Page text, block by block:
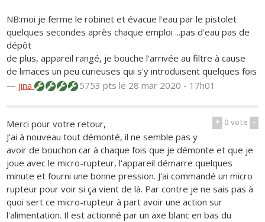
NB:moi je ferme le robinet et évacue l'eau par le pistolet
quelques secondes après chaque emploi ...pas d'eau pas de
dépôt
de plus, appareil rangé, je bouche l'arrivée au filtre à cause
de limaces un peu curieuses qui s'y introduisent quelques fois
— jina 5753 ptsle 28 mar 2020 - 17h01
+ 0vote -
Merci pour votre retour,
J'ai à nouveau tout démonté, il ne semble pas y
avoir de bouchon car à chaque fois que je démonte et que je
joue avec le micro-rupteur, l'appareil démarre quelques
minute et fourni une bonne pression. J'ai commandé un micro
rupteur pour voir si ça vient de là. Par contre je ne sais pas à
quoi sert ce micro-rupteur à part avoir une action sur
l'alimentation. Il est actionné par un axe blanc en bas du